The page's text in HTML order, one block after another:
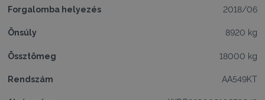
Forgalomba helyezés 2018/06
Önsúly 8920 kg
Össztömeg 18000 kg
Rendszám AA549KT